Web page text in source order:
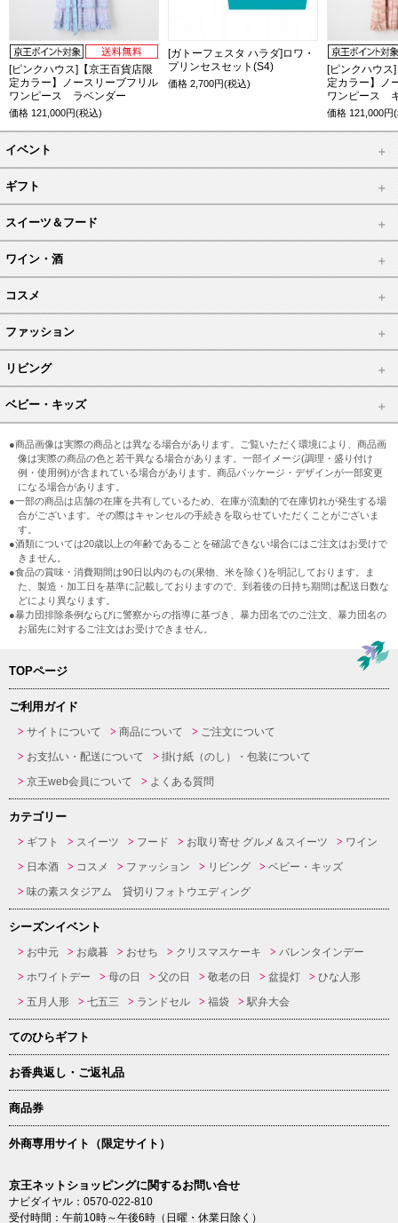
[ピンクハウス]【京王百貨店限
定カラー】ノースリーブフリル
ワンピース ラベンダー
価格 121,000円(税込)
[ガトーフェスタ ハラダ]ロワ・
プリンセスセット(S4)
価格2,700円(税込)
[ピンクハウス
定カラー】ノ
ワンピース
価格 121,000円
イベント
ギフト
スイーツ＆フード
ワイン・酒
コスメ
ファッション
リビング
ベビー・キッズ
●商品画像は実際の商品とは異なる場合があります。ご覧いただく環境により、商品画
像は実際の商品の色と若干異なる場合があります。一部イメージ(調理・盛り付け
例・使用例)が含まれている場合があります。商品パッケージ・デザインが一部変更
になる場合があります。
●一部の商品は店舗の在庫を共有しているため、在庫が流動的で在庫切れが発生する場
合がございます。その際はキャンセルの手続きを取らせていただくことがございま
す。
●酒類については20歳以上の年齢であることを確認できない場合にはご注文はお受けで
きません。
●食品の賞味・消費期間は90日以内のもの(果物、米を除く)を明記しております。ま
た、製造・加工日を基準に記載しておりますので、到着後の日持ち期間は配送日数な
どにより異なります。
●暴力団排除条例ならびに警察からの指導に基づき、暴力団名でのご注文、暴力団名の
お届先に対するご注文はお受けできません。
TOPページ
ご利用ガイド
サイトについて 商品について
ご注文について
お支払い・配送について
掛け紙（のし）・包装について
京王web会員について
よくある質問
カテゴリー
ギフト スイーツ フード お取り寄せ グルメ＆スイーツ
ワイン
日本酒
コスメ ファッション リビング
ベビー・キッズ
味の素スタジアム 貸切りフォトウエディング
シーズンイベント
お中元 お歳暮 おせち クリスマスケーキ
バレンタインデー
ホワイトデー
母の日 父の日 敬老の日 盆提灯
ひな人形
五月人形
七五三 ランドセル 福袋 駅弁大会
てのひらギフト
お香典返し・ご返礼品
商品券
外商専用サイト（限定サイト）
京王ネットショッピングに関するお問い合せ
ナビダイヤル：0570-022-810
受付時間：午前10時～午後6時（日曜・休業日除く）